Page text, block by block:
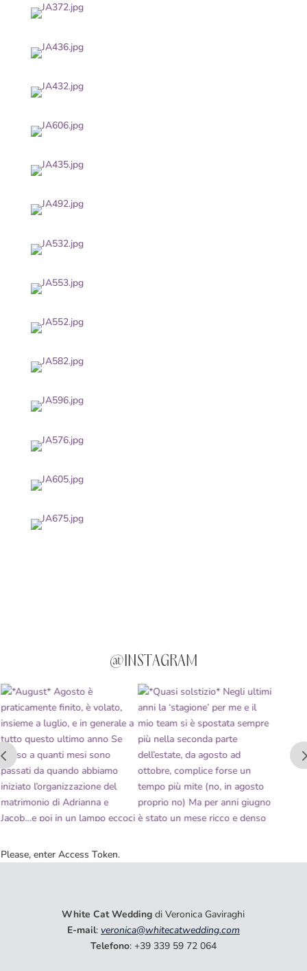
@INSTAGRAM
Please, enter Access Token.
White Cat Wedding di Veronica Gaviraghi
E-mail: veronica@whitecatwedding.com
Telefono: +39 339 59 72 064